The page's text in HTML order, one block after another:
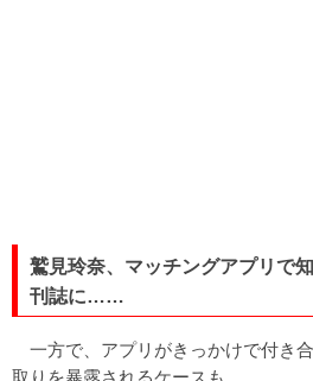
鷲見玲奈、マッチングアプリで
刊誌に……
一方で、アプリがきっかけで付き
取りを暴露されるケースも。